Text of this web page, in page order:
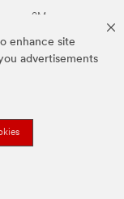
enhance site
advertisements
van 3M.we